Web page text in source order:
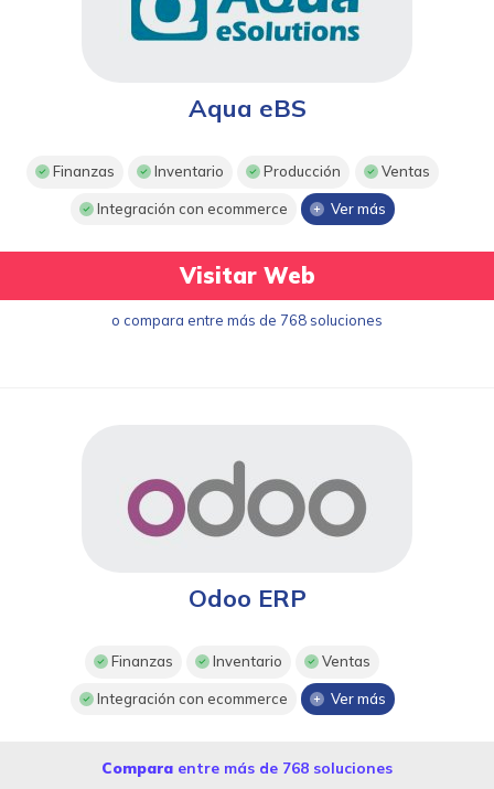
Aqua eBS
Finanzas Inventario Producción Ventas
Integración con ecommerce Ver más
Visitar Web
o compara entre más de 768 soluciones
Odoo ERP
Finanzas Inventario Ventas
Integración con ecommerce Ver más
Compara entre más de 768 soluciones